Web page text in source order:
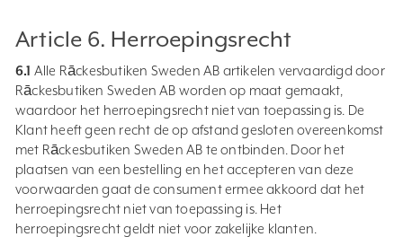
Article 6. Herroepingsrecht
6.1 Alle Rāckesbutiken Sweden AB artikelen vervaardigd door
Rāckesbutiken Sweden AB worden op maat gemaakt,
waardoor het herroepingsrecht niet van toepassing is. De
Klant heeft geen recht de op afstand gesloten overeenkomst
met Rāckesbutiken Sweden AB te ontbinden. Door het
plaatsen van een bestelling en het accepteren van deze
voorwaarden gaat de consument ermee akkoord dat het
herroepingsrecht niet van toepassing is. Het
herroepingsrecht geldt niet voor zakelijke klanten.